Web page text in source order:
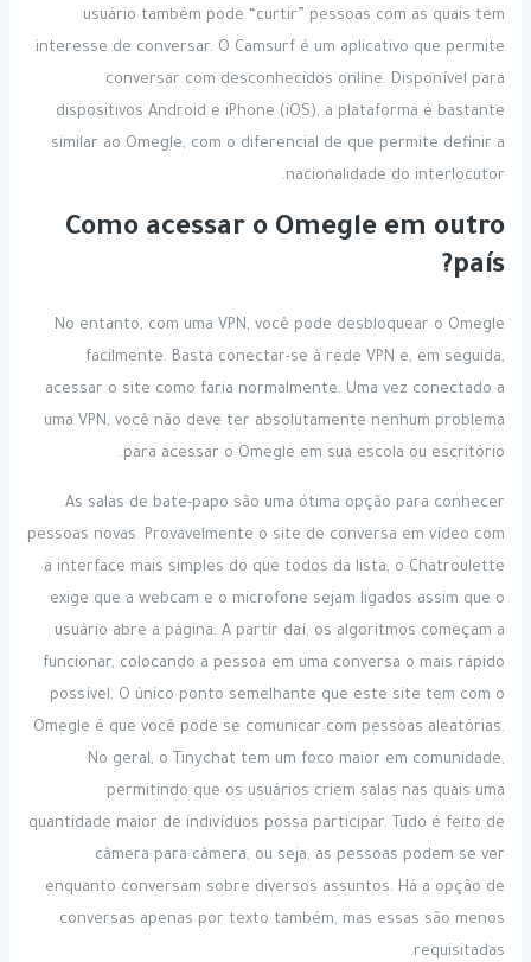
usuário também pode “curtir” pessoas com as quais tem
interesse de conversar. O Camsurf é um aplicativo que permite
conversar com desconhecidos online. Disponível para
dispositivos Android e iPhone (iOS), a plataforma é bastante
similar ao Omegle, com o diferencial de que permite definir a
nacionalidade do interlocutor.
Como acessar o Omegle em outro
país?
No entanto, com uma VPN, você pode desbloquear o Omegle
facilmente. Basta conectar-se à rede VPN e, em seguida,
acessar o site como faria normalmente. Uma vez conectado a
uma VPN, você não deve ter absolutamente nenhum problema
para acessar o Omegle em sua escola ou escritório.
As salas de bate-papo são uma ótima opção para conhecer
pessoas novas. Provavelmente o site de conversa em vídeo com
a interface mais simples do que todos da lista, o Chatroulette
exige que a webcam e o microfone sejam ligados assim que o
usuário abre a página. A partir daí, os algoritmos começam a
funcionar, colocando a pessoa em uma conversa o mais rápido
possível. O único ponto semelhante que este site tem com o
Omegle é que você pode se comunicar com pessoas aleatórias.
No geral, o Tinychat tem um foco maior em comunidade,
permitindo que os usuários criem salas nas quais uma
quantidade maior de indivíduos possa participar. Tudo é feito de
câmera para câmera, ou seja, as pessoas podem se ver
enquanto conversam sobre diversos assuntos. Há a opção de
conversas apenas por texto também, mas essas são menos
requisitadas.